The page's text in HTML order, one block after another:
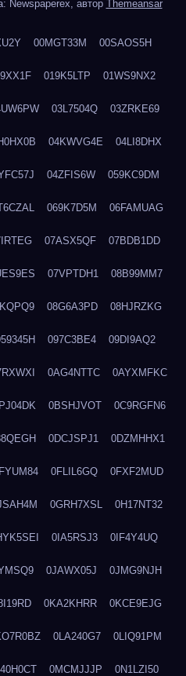
Newspaperex, автор Themeansar
00MGT33M 00SAOS5H
019K5LTP 01WS9NX2
03L7504Q 03ZRKE69
04KWVG4E 04LI8DHX
04ZFIS6W 059KC9DM
069K7D5M 06FAMUAG
07ASX5QF 07BDB1DD
07VPTDH1 08B99MM7
08G6A3PD 08HJRZKG
097C3BE4 09DI9AQ2
0AG4NTTC 0AYXMFKC
0BSHJVOT 0C9RGFN6
0DCJSPJ1 0DZMHHX1
0FLIL6GQ 0FXF2MUD
0GRH7XSL 0H17NT32
0IA5RSJ3 0IF4Y4UQ
0JAWX05J 0JMG9NJH
0KA2KHRR 0KCE9EJG
0LA240G7 0LIQ91PM
0MCMJJJP 0N1LZI50